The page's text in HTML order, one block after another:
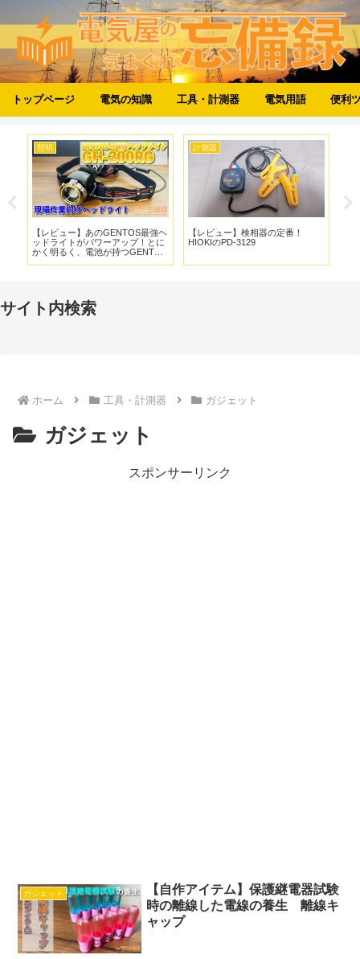
トップページ 電気の知識 工具・計測器 電気用語 便利
照明
【レビュー】あのGENTOS最強ヘ
ッドライトがパワーアップ！とに
かく明るく、電池が持つGENTOS
計測器
【レビュー】検相器の定番！
HIOKIのPD-3129
サイト内検索
ホーム 工具・計測器 ガジェット
ガジェット
スポンサーリンク
ガジェット
【自作アイテム】保護継電器試験
時の離線した電線の養生 離線キ
ャップ